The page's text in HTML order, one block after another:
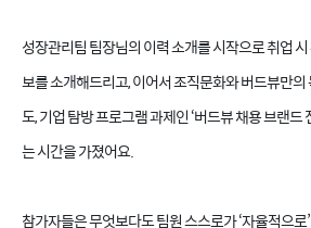
성장관리팀 팀장님의 이력 소개를 시작으로 취업
보를 소개해드리고,이어서 조직문화와 버드뷰만
도, 기업 탐방 프로그램 과제인 ‘버드뷰 채용 브랜드
는 시간을 가졌어요.
참가자들은 무엇보다도 팀원 스스로가 ‘자율적으